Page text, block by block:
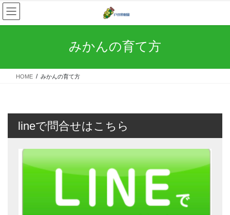
コ
ン
テ
ス
ナ
ビ
ゲ
ン
みかんの育て方
HOME みかんの育て方
lineで問合せはこちら